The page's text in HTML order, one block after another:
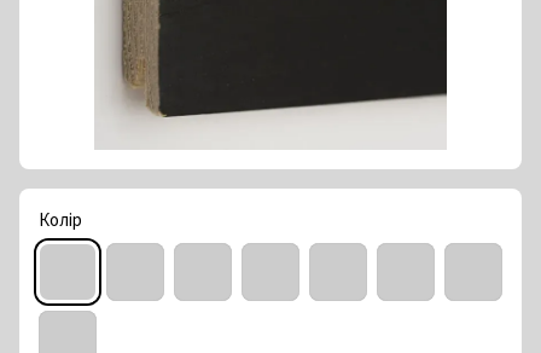
Колір